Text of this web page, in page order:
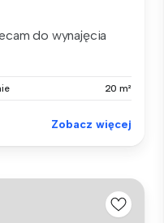
do wynajęcia
20 m²
Zobacz więcej